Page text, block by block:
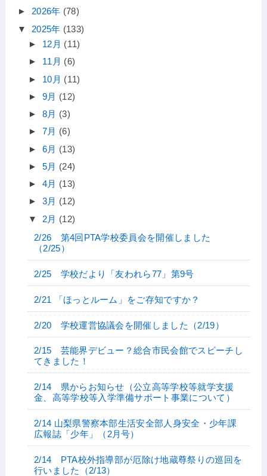
► 2026年 (78)
▼ 2025年 (133)
► 12月 (11)
► 11月 (6)
► 10月 (11)
► 9月 (12)
► 8月 (3)
► 7月 (6)
► 6月 (13)
► 5月 (24)
► 4月 (13)
► 3月 (12)
▼ 2月 (12)
2/26 第4回PTA学校委員会を開催しました
（2/25）
2/25 学校だより「友われら77」第9号
2/21 「ほっとルーム」をご存知ですか？
2/20 学校運営協議会を開催しました（2/19）
2/15 芸能界デビュー？総合市民会館でスピーチし
てきました！
2/14 県からお知らせ（公立高等学校等就学支援
金、高等学校等入学準備サポート事業について）
2/14 山梨県警察本部生活安全部人身安全・少年課
広報誌「少年」（2月号）
2/14 PTA校外指導部が厄除け地蔵尊祭りの巡回を
行いました（2/13）